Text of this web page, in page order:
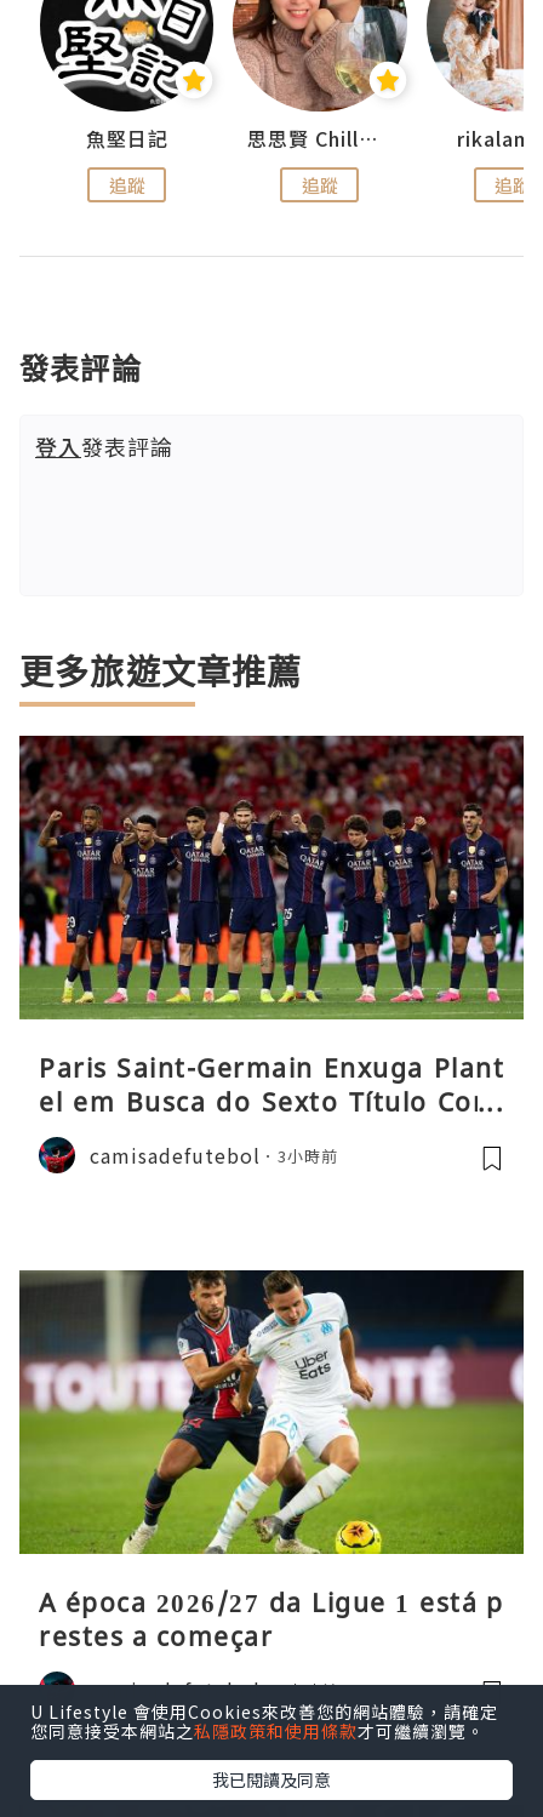
魚堅日記
追蹤
思思賢 ChillMyBabe
追蹤 追蹤
發表評論
登入發表評論
更多旅遊文章推薦
Paris Saint-Germain Enxuga Plant
el em Busca do Sexto Título Cons
ecutivo da Liga
camisadefutebol 3小時前
A época 2026/27 da Ligue 1 está p
restes a começar
camisadefutebol 3小時前
U Lifestyle 會使用Cookies來改善您的網站體驗，請確定
您同意接受本網站之私隱政策和使用條款才可繼續瀏覽。
我已閱讀及同意